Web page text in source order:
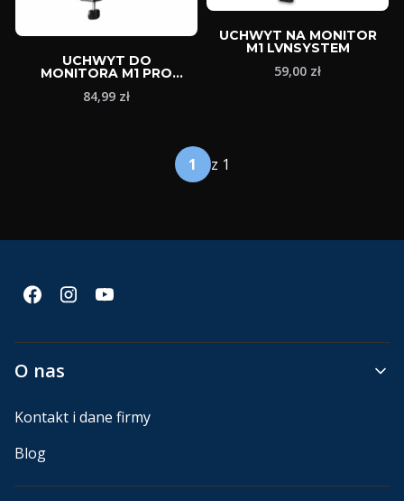
UCHWYT DO
MONITORA M1 PRO
Cena
84,99 zł
UCHWYT NA MONITOR
M1 LVNSYSTEM
Cena
59,00 zł
z 1
Linki w stopce
O nas
Kontakt i dane firmy
Blog